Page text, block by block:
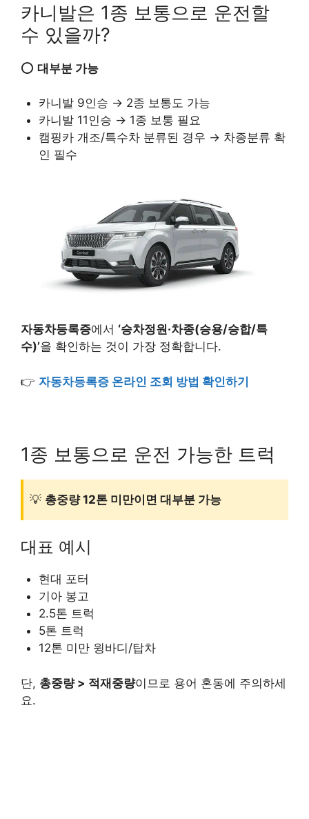
카니발은 1종 보통으로 운전할
수 있을까?
⭕ 대부분 가능
카니발 9인승 → 2종 보통도 가능
카니발 11인승 → 1종 보통 필요
캠핑카 개조/특수차 분류된 경우 → 차종분류 확
인 필수
자동차등록증에서 ‘승차정원·차종(승용/승합/특
수)’을 확인하는 것이 가장 정확합니다.
👉 자동차등록증 온라인 조회 방법 확인하기
1종 보통으로 운전 가능한 트럭
💡 총중량 12톤 미만이면 대부분 가능
대표 예시
현대 포터
기아 봉고
2.5톤 트럭
5톤 트럭
12톤 미만 윙바디/탑차
단, 총중량 > 적재중량이므로 용어 혼동에 주의하세
요.